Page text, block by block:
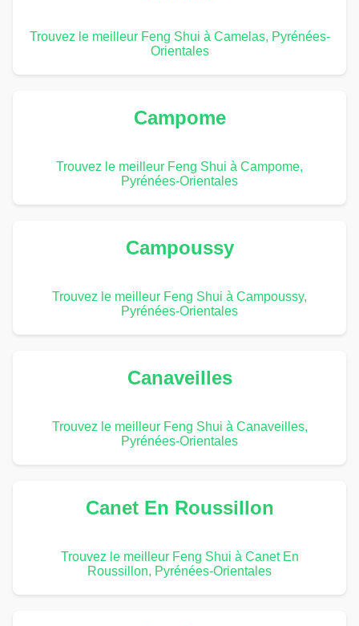
Trouvez le meilleur Feng Shui à Camelas, Pyrénées-
Orientales
Campome
Trouvez le meilleur Feng Shui à Campome,
Pyrénées-Orientales
Campoussy
Trouvez le meilleur Feng Shui à Campoussy,
Pyrénées-Orientales
Canaveilles
Trouvez le meilleur Feng Shui à Canaveilles,
Pyrénées-Orientales
Canet En Roussillon
Trouvez le meilleur Feng Shui à Canet En
Roussillon, Pyrénées-Orientales